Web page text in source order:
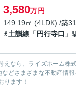
3,580万円
149.19㎡ (4LDK) /築
土讃線 「 円行寺口 」
なら、ライズホーム株
どさまざまな不動産情報
ります！